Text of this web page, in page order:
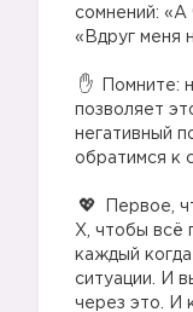
сомнений: «А
«Вдруг меня
Помните:
позволяет
негативный
обратимся к
Первое,
X, чтобы всё
каждый
ситуации. И
через это. И